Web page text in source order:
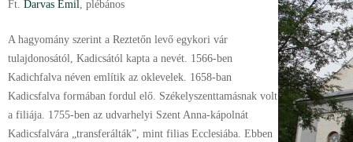
Ft. Darvas Emil , plébános
A hagyomány szerint a Reztetőn levő egykori vár
tulajdonosától, Kadicsától kapta a nevét. 1566-ben
Kadichfalva néven említik az oklevelek. 1658-ban
Kadicsfalva formában fordul elő. Székelyszenttamásnak volt
a filiája. 1755-ben az udvarhelyi Szent Anna-kápolnát
Kadicsfalvára „transferálták”, mint filias Ecclesiába. Ebben